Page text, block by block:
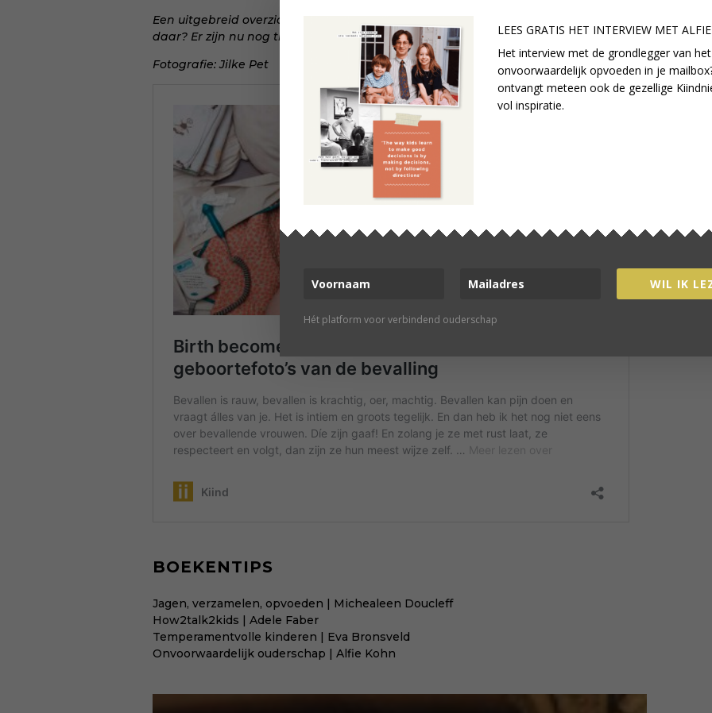
Een uitgebreid overzicht van het programma en de markt vind je hier
daar? Er zijn nu nog tickets
! Als je snel bent tenminste.
Fotografie:Jilke Pet
BOEKENTIPS
Jagen, verzamelen, opvoeden | Michealeen Doucleff
How2talk2kids | Adele Faber
Temperamentvolle kinderen | Eva Bronsveld
Onvoorwaardelijk ouderschap | Alfie Kohn
LEES GRATIS HET INTERVIEW MET
Het interview met de grondlegger van het
onvoorwaardelijk opvoeden in je
ontvangt meteen ook de gezellige
vol inspiratie.
WIL IK
Hét platform voor verbindend ouderschap